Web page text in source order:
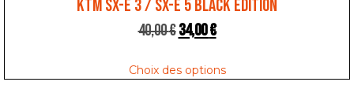
KTM SX-E 3 / SX-E 5 BLACK EDITION
40,00€34,00€
Choix des options